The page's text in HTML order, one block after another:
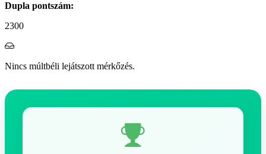
Dupla pontszám:
2300
Nincs múltbéli lejátszott mérkőzés.